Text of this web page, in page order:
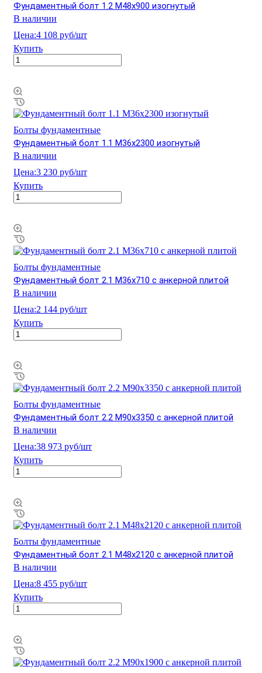
Фундаментный болт 1.2 М48х900 изогнутый
В наличии
Цена:4 108 руб/шт
Купить
Болты фундаментные
Фундаментный болт 1.1 М36х2300 изогнутый
В наличии
Цена:3 230 руб/шт
Купить
Болты фундаментные
Фундаментный болт 2.1 М36х710 с анкерной плитой
В наличии
Цена:2 144 руб/шт
Купить
Болты фундаментные
Фундаментный болт 2.2 М90х3350 с анкерной плитой
В наличии
Цена:38 973 руб/шт
Купить
Болты фундаментные
Фундаментный болт 2.1 М48х2120 с анкерной плитой
В наличии
Цена:8 455 руб/шт
Купить